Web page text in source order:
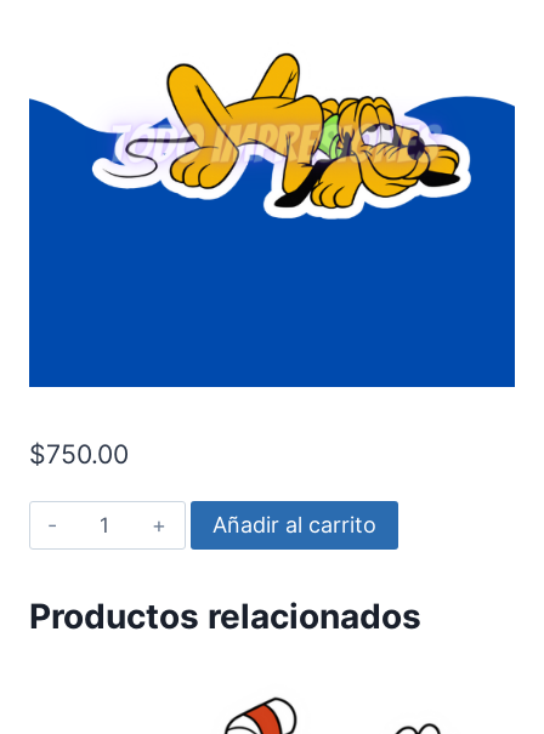
$750.00
Pluto
acostado
Añadir al carrito
Productos relacionados